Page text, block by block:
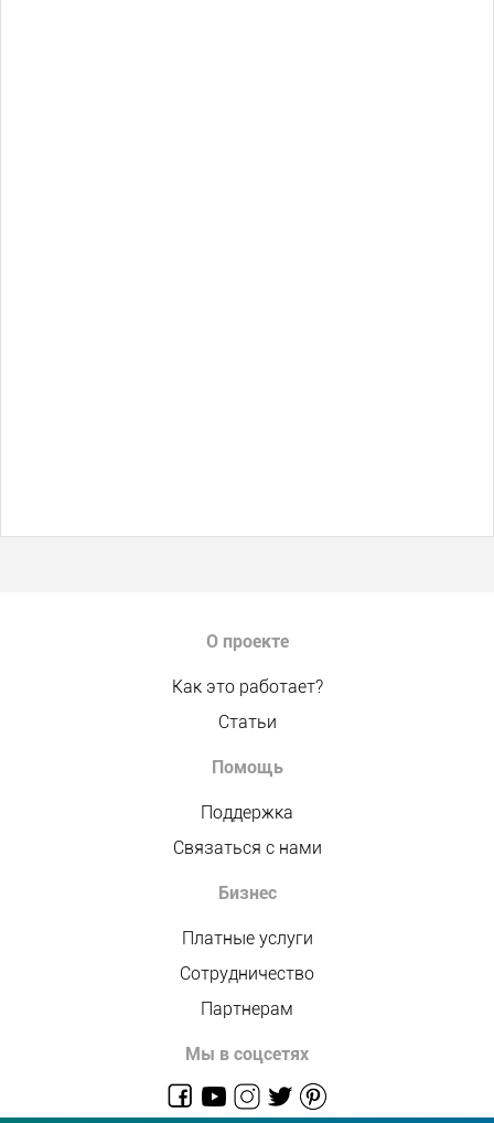
О проекте
Как это работает?
Статьи
Помощь
Поддержка
Связаться с нами
Бизнес
Платные услуги
Сотрудничество
Партнерам
Мы в соцсетях